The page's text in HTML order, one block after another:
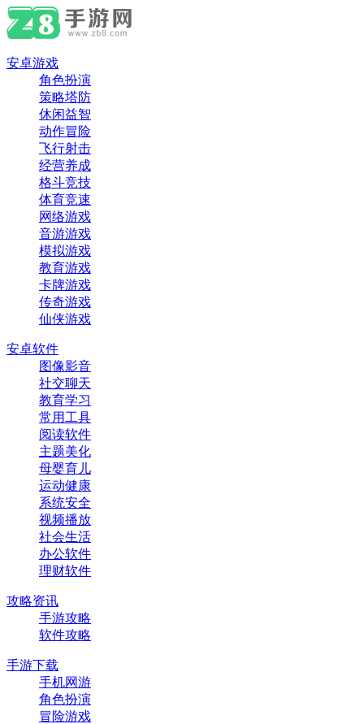
安卓游戏
角色扮演
策略塔防
休闲益智
动作冒险
飞行射击
经营养成
格斗竞技
体育竞速
网络游戏
音游游戏
模拟游戏
教育游戏
卡牌游戏
传奇游戏
仙侠游戏
安卓软件
图像影音
社交聊天
教育学习
常用工具
阅读软件
主题美化
母婴育儿
运动健康
系统安全
视频播放
社会生活
办公软件
理财软件
攻略资讯
手游攻略
软件攻略
手游下载
手机网游
角色扮演
冒险游戏